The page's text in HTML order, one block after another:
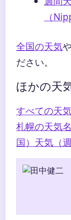
（
全国の天気や
ださい。
ほかの天
すべての天
札幌の天気
国） 天気（週